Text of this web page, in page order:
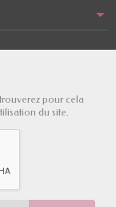
pour cela
du site.